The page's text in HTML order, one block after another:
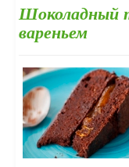
Шоколадный
вареньем